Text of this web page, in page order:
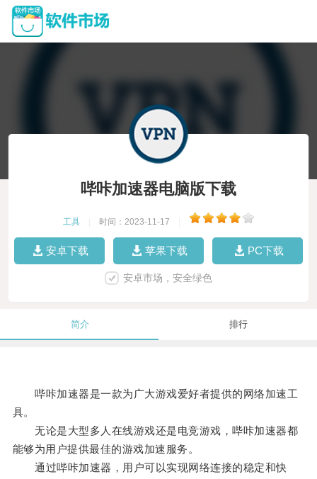
哔咔加速器电脑版下载
工具 时间：2023-11-17
安卓下载 苹果下载 PC下载
安卓市场，安全绿色
简介 排行
哔咔加速器是一款为广大游戏爱好者提供的网络加速工
具。
无论是大型多人在线游戏还是电竞游戏，哔咔加速器都
能够为用户提供最佳的游戏加速服务。
通过哔咔加速器，用户可以实现网络连接的稳定和快